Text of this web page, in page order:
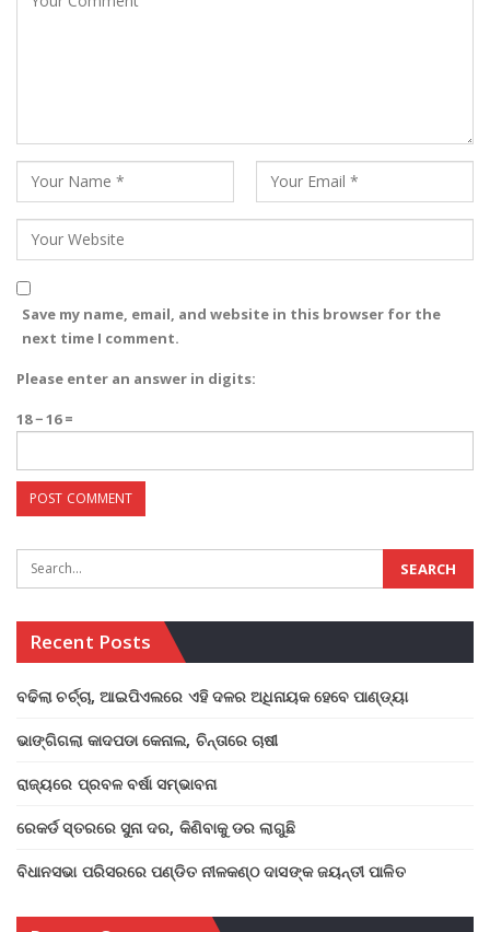
Save my name, email, and website in this browser for the
next time I comment.
Please enter an answer in digits:
18 − 16 =
Recent Posts
ବଢିଲା ଚର୍ଚ୍ଚା, ଆଇପିଏଲରେ ଏହି ଦଳର ଅଧିନାୟକ ହେବେ ପାଣ୍ଡ୍ୟା
ଭାଙ୍ଗିଗଲା କାଦପଡା କେନାଲ, ଚିନ୍ତାରେ ଚାଷୀ
ରାଜ୍ୟରେ ପ୍ରବଳ ବର୍ଷା ସମ୍ଭାବନା
ରେକର୍ଡ ସ୍ତରରେ ସୁନା ଦର, କିଣିବାକୁ ଡର ଲାଗୁଛି
ବିଧାନସଭା ପରିସରରେ ପଣ୍ଡିତ ନୀଳକଣ୍ଠ ଦାସଙ୍କ ଜୟନ୍ତୀ ପାଳିତ